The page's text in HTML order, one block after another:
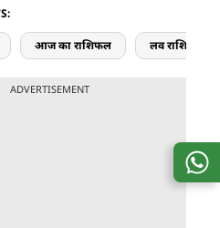
आज का राशिफल लव राशिफल
ADVERTISEMENT